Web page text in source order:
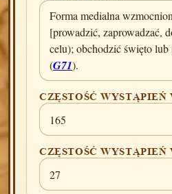
Forma medialna
[prowadzić, zaprowadzać,
celu); obchodzić święto lub
(G71).
CZĘSTOŚĆ WYSTĄPIEŃ
165
CZĘSTOŚĆ WYSTĄPIEŃ
27